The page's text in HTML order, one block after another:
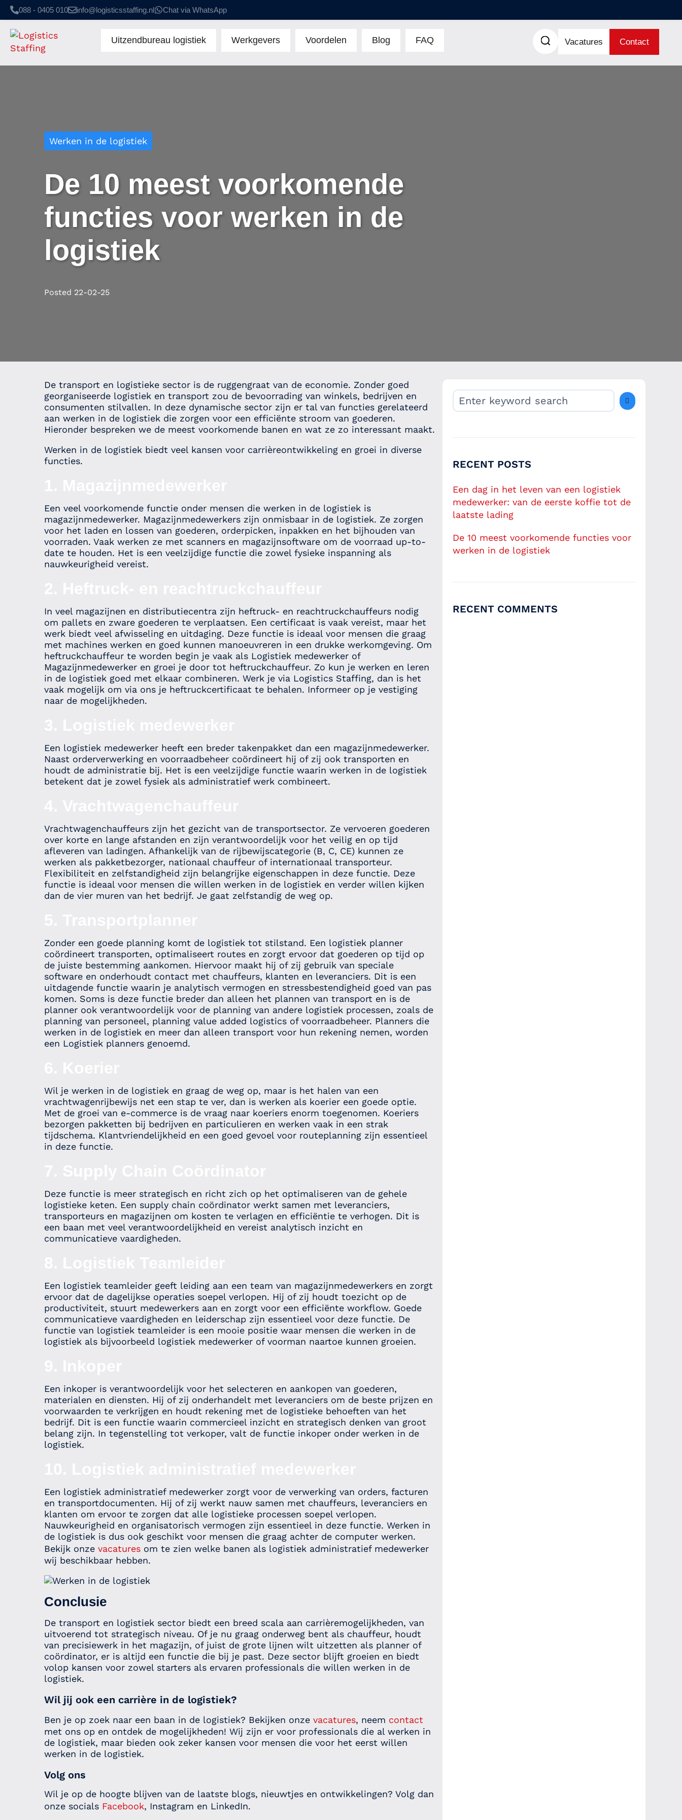
088 - 0405 010 info@logisticsstaffing.nl Chat via WhatsApp
Uitzendbureau logistiek Werkgevers Voordelen Blog FAQ Vacatures Contact
Werken in de logistiek
De 10 meest voorkomende
functies voor werken in de
logistiek
Posted 22-02-25
De transport en logistieke sector is de ruggengraat van de economie. Zonder goed
georganiseerde logistiek en transport zou de bevoorrading van winkels, bedrijven en
consumenten stilvallen. In deze dynamische sector zijn er tal van functies gerelateerd
aan werken in de logistiek die zorgen voor een efficiënte stroom van goederen.
Hieronder bespreken we de meest voorkomende banen en wat ze zo interessant maakt.
Werken in de logistiek biedt veel kansen voor carrièreontwikkeling en groei in diverse
functies.
Een veel voorkomende functie onder mensen die werken in de logistiek is
magazijnmedewerker. Magazijnmedewerkers zijn onmisbaar in de logistiek. Ze zorgen
voor het laden en lossen van goederen, orderpicken, inpakken en het bijhouden van
voorraden. Vaak werken ze met scanners en magazijnsoftware om de voorraad up-to-
date te houden. Het is een veelzijdige functie die zowel fysieke inspanning als
nauwkeurigheid vereist.
In veel magazijnen en distributiecentra zijn heftruck- en reachtruckchauffeurs nodig
om pallets en zware goederen te verplaatsen. Een certificaat is vaak vereist, maar het
werk biedt veel afwisseling en uitdaging. Deze functie is ideaal voor mensen die graag
met machines werken en goed kunnen manoeuvreren in een drukke werkomgeving. Om
heftruckchauffeur te worden begin je vaak als Logistiek medewerker of
Magazijnmedewerker en groei je door tot heftruckchauffeur. Zo kun je werken en leren
in de logistiek goed met elkaar combineren. Werk je via Logistics Staffing, dan is het
vaak mogelijk om via ons je heftruckcertificaat te behalen. Informeer op je vestiging
naar de mogelijkheden.
Een logistiek medewerker heeft een breder takenpakket dan een magazijnmedewerker.
Naast orderverwerking en voorraadbeheer coördineert hij of zij ook transporten en
houdt de administratie bij. Het is een veelzijdige functie waarin werken in de logistiek
betekent dat je zowel fysiek als administratief werk combineert.
Vrachtwagenchauffeurs zijn het gezicht van de transportsector. Ze vervoeren goederen
over korte en lange afstanden en zijn verantwoordelijk voor het veilig en op tijd
afleveren van ladingen. Afhankelijk van de rijbewijscategorie (B, C, CE) kunnen ze
werken als pakketbezorger, nationaal chauffeur of internationaal transporteur.
Flexibiliteit en zelfstandigheid zijn belangrijke eigenschappen in deze functie. Deze
functie is ideaal voor mensen die willen werken in de logistiek en verder willen kijken
dan de vier muren van het bedrijf. Je gaat zelfstandig de weg op.
Zonder een goede planning komt de logistiek tot stilstand. Een logistiek planner
coördineert transporten, optimaliseert routes en zorgt ervoor dat goederen op tijd op
de juiste bestemming aankomen. Hiervoor maakt hij of zij gebruik van speciale
software en onderhoudt contact met chauffeurs, klanten en leveranciers. Dit is een
uitdagende functie waarin je analytisch vermogen en stressbestendigheid goed van pas
komen. Soms is deze functie breder dan alleen het plannen van transport en is de
planner ook verantwoordelijk voor de planning van andere logistiek processen, zoals de
planning van personeel, planning value added logistics of voorraadbeheer. Planners die
werken in de logistiek en meer dan alleen transport voor hun rekening nemen, worden
een Logistiek planners genoemd.
Wil je werken in de logistiek en graag de weg op, maar is het halen van een
vrachtwagenrijbewijs net een stap te ver, dan is werken als koerier een goede optie.
Met de groei van e-commerce is de vraag naar koeriers enorm toegenomen. Koeriers
bezorgen pakketten bij bedrijven en particulieren en werken vaak in een strak
tijdschema. Klantvriendelijkheid en een goed gevoel voor routeplanning zijn essentieel
in deze functie.
Deze functie is meer strategisch en richt zich op het optimaliseren van de gehele
logistieke keten. Een supply chain coördinator werkt samen met leveranciers,
transporteurs en magazijnen om kosten te verlagen en efficiëntie te verhogen. Dit is
een baan met veel verantwoordelijkheid en vereist analytisch inzicht en
communicatieve vaardigheden.
Een logistiek teamleider geeft leiding aan een team van magazijnmedewerkers en zorgt
ervoor dat de dagelijkse operaties soepel verlopen. Hij of zij houdt toezicht op de
productiviteit, stuurt medewerkers aan en zorgt voor een efficiënte workflow. Goede
communicatieve vaardigheden en leiderschap zijn essentieel voor deze functie. De
functie van logistiek teamleider is een mooie positie waar mensen die werken in de
logistiek als bijvoorbeeld logistiek medewerker of voorman naartoe kunnen groeien.
Een inkoper is verantwoordelijk voor het selecteren en aankopen van goederen,
materialen en diensten. Hij of zij onderhandelt met leveranciers om de beste prijzen en
voorwaarden te verkrijgen en houdt rekening met de logistieke behoeften van het
bedrijf. Dit is een functie waarin commercieel inzicht en strategisch denken van groot
belang zijn. In tegenstelling tot verkoper, valt de functie inkoper onder werken in de
logistiek.
Een logistiek administratief medewerker zorgt voor de verwerking van orders, facturen
en transportdocumenten. Hij of zij werkt nauw samen met chauffeurs, leveranciers en
klanten om ervoor te zorgen dat alle logistieke processen soepel verlopen.
Nauwkeurigheid en organisatorisch vermogen zijn essentieel in deze functie. Werken in
de logistiek is dus ook geschikt voor mensen die graag achter de computer werken.
Bekijk onze vacatures om te zien welke banen als logistiek administratief medewerker
wij beschikbaar hebben.
Conclusie
De transport en logistiek sector biedt een breed scala aan carrièremogelijkheden, van
uitvoerend tot strategisch niveau. Of je nu graag onderweg bent als chauffeur, houdt
van precisiewerk in het magazijn, of juist de grote lijnen wilt uitzetten als planner of
coördinator, er is altijd een functie die bij je past. Deze sector blijft groeien en biedt
volop kansen voor zowel starters als ervaren professionals die willen werken in de
logistiek.
Wil jij ook een carrière in de logistiek?
Ben je op zoek naar een baan in de logistiek? Bekijken onze vacatures, neem contact
met ons op en ontdek de mogelijkheden! Wij zijn er voor professionals die al werken in
de logistiek, maar bieden ook zeker kansen voor mensen die voor het eerst willen
werken in de logistiek.
Volg ons
Wil je op de hoogte blijven van de laatste blogs, nieuwtjes en ontwikkelingen? Volg dan
onze socials Facebook, Instagram en LinkedIn.
RECENT POSTS
Een dag in het leven van een logistiek
medewerker: van de eerste koffie tot de
laatste lading
De 10 meest voorkomende functies voor
werken in de logistiek
RECENT COMMENTS